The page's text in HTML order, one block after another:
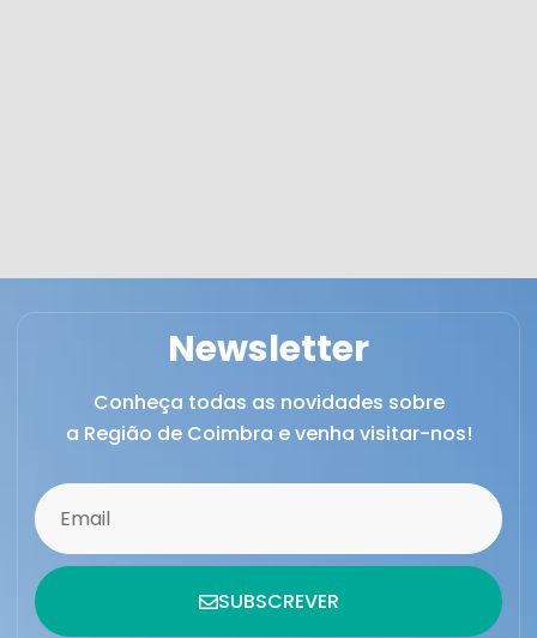
Newsletter
Conheça todas as novidades sobre
a Região de Coimbra e venha visitar-nos!
SUBSCREVER